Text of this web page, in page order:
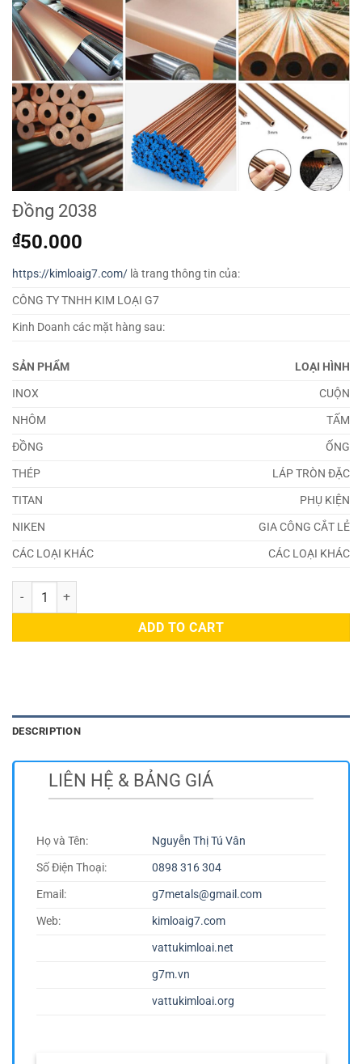
Đồng 2038
₫50.000
https://kimloaig7.com/ là trang thông tin của:
CÔNG TY TNHH KIM LOẠI G7
Kinh Doanh các mặt hàng sau:
SẢN PHẨM
LOẠI HÌNH
INOX
CUỘN
NHÔM
TẤM
ĐỒNG
ỐNG
THÉP
LÁP TRÒN ĐẶC
TITAN
PHỤ KIỆN
NIKEN
GIA CÔNG CẮT LẺ
CÁC LOẠI KHÁC
CÁC LOẠI KHÁC
Đồng 2038 quantity
ADD TO CART
DESCRIPTION
LIÊN HỆ & BẢNG GIÁ
Họ và Tên:
Nguyễn Thị Tú Vân
Số Điện Thoại:
0898 316 304
Email:
g7metals@gmail.com
Web:
kimloaig7.com
vattukimloai.net
g7m.vn
vattukimloai.org